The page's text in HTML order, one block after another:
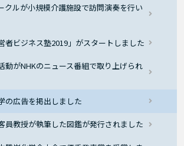
クルが小規模介護施設で訪問演奏を行い
者ビジネス塾2019」がスタートしました
動がNHKのニュース番組で取り上げられ
の広告を掲出しました
員教授が執筆した図鑑が発行されました